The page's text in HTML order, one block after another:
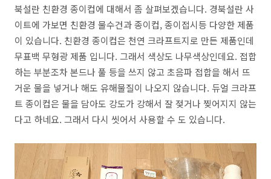
북설란 친환경 종이컵에 대해서 좀 살펴보겠습니다. 경북설란 사
이트에 가보면 친환경 물수건과 종이컵, 종이접시등 다양한 제품
이 있습니다. 친환경 종이컵은 천연 크라프트지로 만든 제품인데
무표백 무형광 제품 입니다. 그래서 색상도 나무색상인데요. 접합
하는 부분조차 본드나 풀 등을 쓰지 않고 초음파 접합을 해서 뜨
거운 물을 넣거나 해도 유해물질이 나오지 않습니다. 듀얼 크라프
트 종이컵은 물을 담아도 강도가 강해서 잘 젖거나 찢어지지 않는
다고 하네요. 그래서 다시 씻어서 사용할 수 도 있습니다.